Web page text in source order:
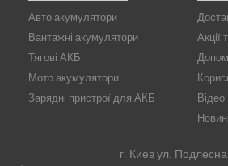
Авто акумулятори
Вантажні акумулятори
Тягові АКБ
Мото акумулятори
Зарядні пристрої для АКБ
Акції
Відео
г. Киев ул.